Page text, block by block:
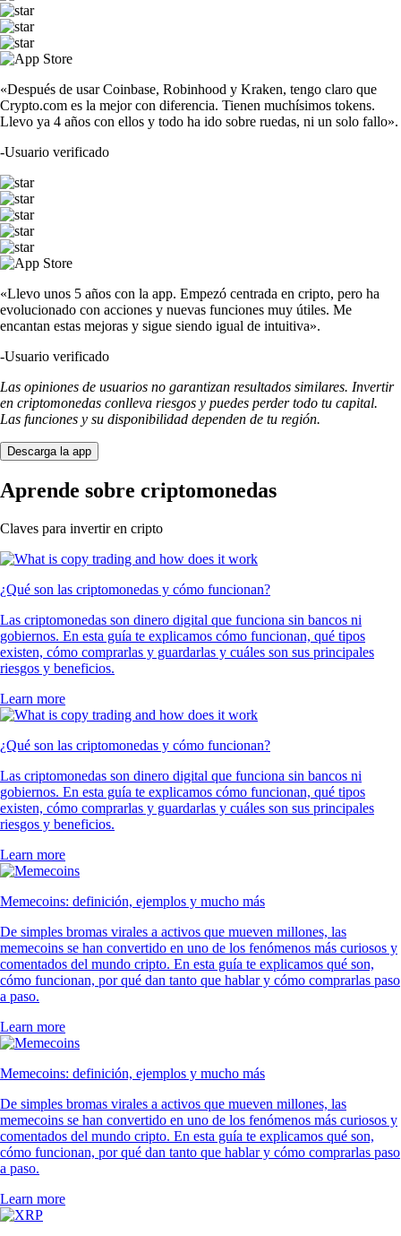
«Después de usar Coinbase, Robinhood y Kraken, tengo claro que
Crypto.com es la mejor con diferencia. Tienen muchísimos tokens.
Llevo ya 4 años con ellos y todo ha ido sobre ruedas, ni un solo fallo».
-Usuario verificado
«Llevo unos 5 años con la app. Empezó centrada en cripto, pero ha
evolucionado con acciones y nuevas funciones muy útiles. Me
encantan estas mejoras y sigue siendo igual de intuitiva».
-Usuario verificado
Las opiniones de usuarios no garantizan resultados similares. Invertir
en criptomonedas conlleva riesgos y puedes perder todo tu capital.
Las funciones y su disponibilidad dependen de tu región.
Descarga la app
Aprende sobre criptomonedas
Claves para invertir en cripto
¿Qué son las criptomonedas y cómo funcionan?
Las criptomonedas son dinero digital que funciona sin bancos ni
gobiernos. En esta guía te explicamos cómo funcionan, qué tipos
existen, cómo comprarlas y guardarlas y cuáles son sus principales
riesgos y beneficios.
Learn more
¿Qué son las criptomonedas y cómo funcionan?
Las criptomonedas son dinero digital que funciona sin bancos ni
gobiernos. En esta guía te explicamos cómo funcionan, qué tipos
existen, cómo comprarlas y guardarlas y cuáles son sus principales
riesgos y beneficios.
Learn more
Memecoins: definición, ejemplos y mucho más
De simples bromas virales a activos que mueven millones, las
memecoins se han convertido en uno de los fenómenos más curiosos y
comentados del mundo cripto. En esta guía te explicamos qué son,
cómo funcionan, por qué dan tanto que hablar y cómo comprarlas paso
a paso.
Learn more
Memecoins: definición, ejemplos y mucho más
De simples bromas virales a activos que mueven millones, las
memecoins se han convertido en uno de los fenómenos más curiosos y
comentados del mundo cripto. En esta guía te explicamos qué son,
cómo funcionan, por qué dan tanto que hablar y cómo comprarlas paso
a paso.
Learn more